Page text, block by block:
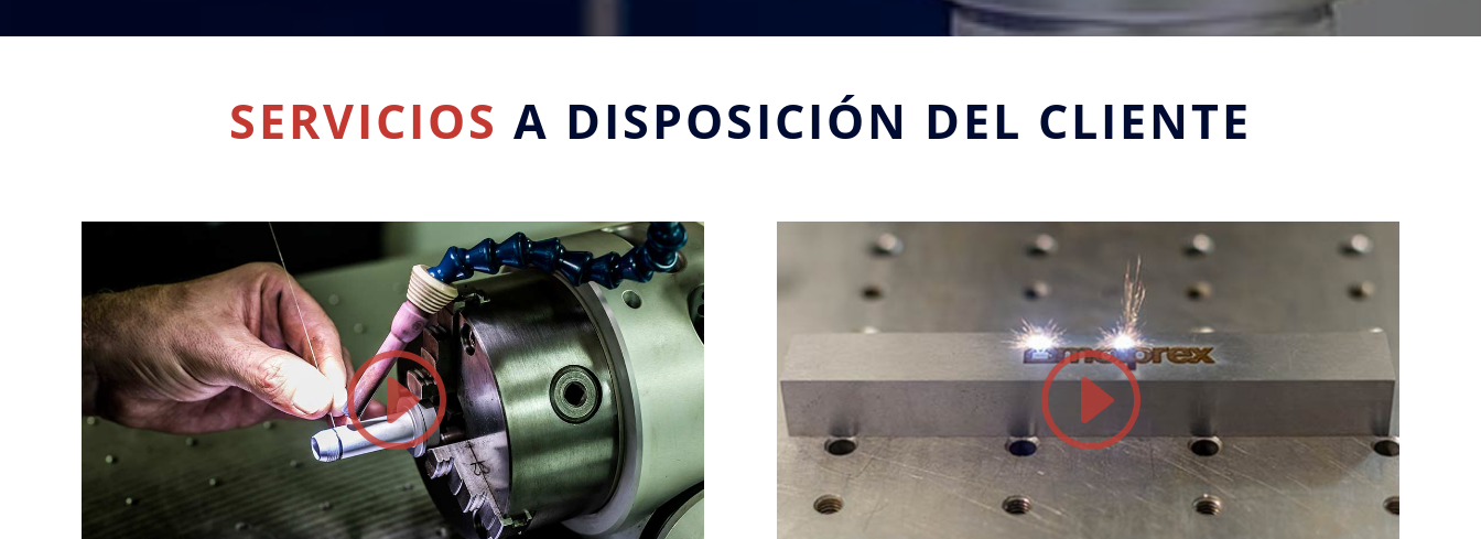
SERVICIOS A DISPOSICIÓN DEL CLIENTE